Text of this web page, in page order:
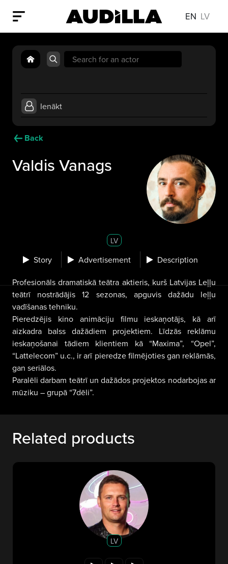
EN LV
Search
for:
Ienākt
Back
Valdis Vanags
LV
Story Advertisement Description
Profesionāls dramatiskā teātra aktieris, kurš Latvijas Leļļu
teātrī nostrādājis 12 sezonas, apguvis dažādu leļļu
vadīšanas tehniku.
Pieredzējis kino animāciju filmu ieskaņotājs, kā arī
aizkadra balss dažādiem projektiem. Līdzās reklāmu
ieskaņošanai tādiem klientiem kā “Maxima”, “Opel”,
“Lattelecom” u.c., ir arī pieredze filmējoties gan reklāmās,
gan seriālos.
Paralēli darbam teātrī un dažādos projektos nodarbojas ar
mūziku – grupā “7dēli”.
Related products
LV